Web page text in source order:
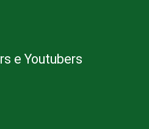
e Youtubers